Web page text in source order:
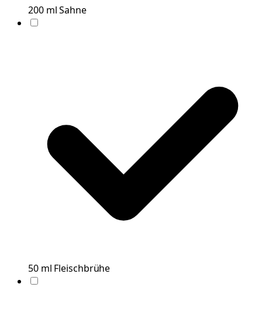
200 mlSahne
50 ml Fleischbrühe